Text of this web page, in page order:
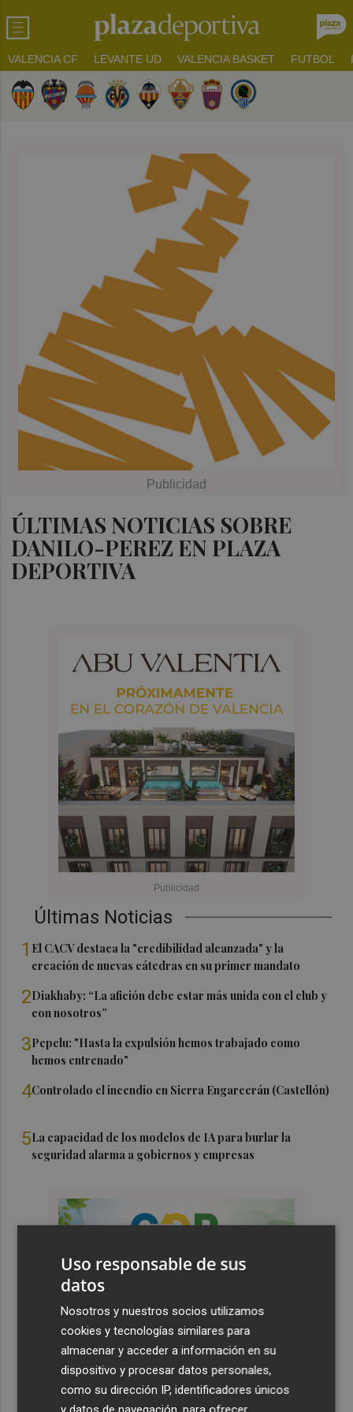
VALENCIA CF LEVANTE UD VALENCIA BASKET FUTBOL
ÚLTIMAS NOTICIAS SOBRE
DANILO-PEREZ EN PLAZA
DEPORTIVA
Últimas Noticias
1 El CACV destaca la "credibilidad alcanzada" y la
creación de nuevas cátedras en su primer mandato
2Diakhaby: “La afición debe estar más unida con el club y
con nosotros”
3Pepelu: "Hasta la expulsión hemos trabajado como
hemos entrenado"
4Controlado el incendio en Sierra Engarcerán (Castellón)
5La capacidad de los modelos de IA para burlar la
seguridad alarma a gobiernos y empresas
Uso responsable de sus
datos
Nosotros y nuestros socios utilizamos
cookies y tecnologías similares para
almacenar y acceder a información en su
dispositivo y procesar datos personales,
como su dirección IP, identificadores únicos